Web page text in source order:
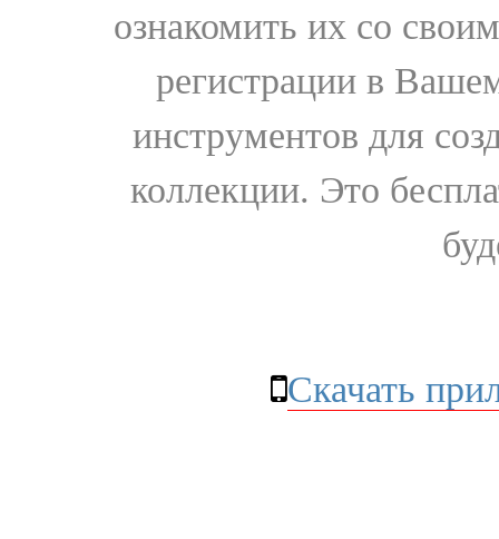
ознакомить их со
регистрации в
инструментов для
коллекции. Это
Скачать